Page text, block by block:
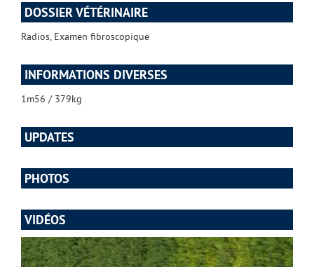
DOSSIER VÉTÉRINAIRE
Radios, Examen fibroscopique
INFORMATIONS DIVERSES
1m56 / 379kg
UPDATES
PHOTOS
VIDÉOS